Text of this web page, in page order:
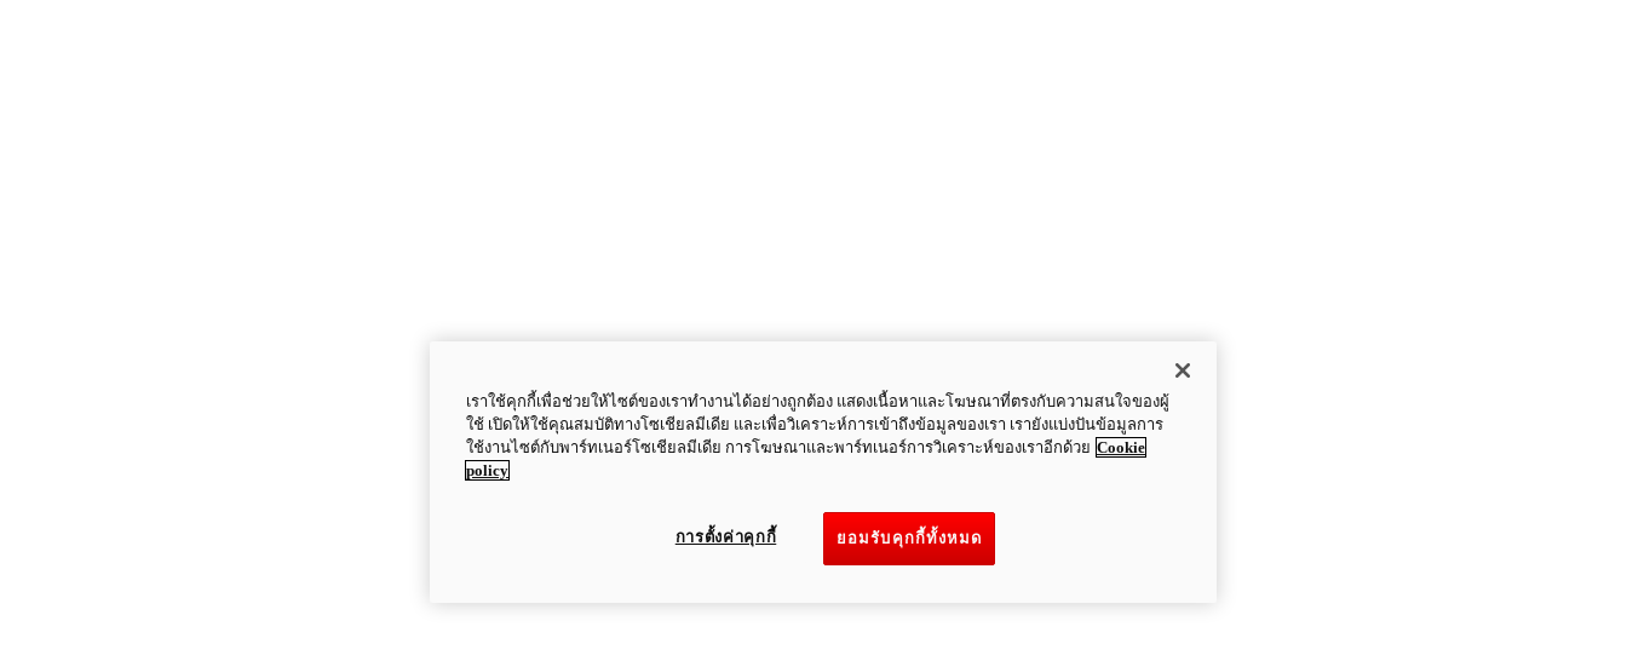
เราใช้คุกกี้เพื่อช่วยให้ไซต์ของเราทำงานได้อย่างถูกต้อง แสดงเนื้อหาและโฆษณาที่ตรงกับความสนใจของผู้
ใช้ เปิดให้ใช้คุณสมบัติทางโซเชียลมีเดีย และเพื่อวิเคราะห์การเข้าถึงข้อมูลของเรา เรายังแบ่งปันข้อมูลการ
ใช้งานไซต์กับพาร์ทเนอร์โซเชียลมีเดีย การโฆษณาและพาร์ทเนอร์การวิเคราะห์ของเราอีกด้วย Cookie
policy
ยอมรับคุกกี้ทั้งหมด
การตั้งค่าคุกกี้